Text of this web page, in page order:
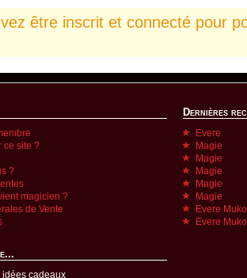
être inscrit et connecté pour
ce site ?
?
magicien ?
de Vente
idées cadeaux
Dernières
Evere
Magie
Magie
Magie
Magie
Magie
Evere
Evere